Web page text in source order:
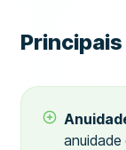
anuidade